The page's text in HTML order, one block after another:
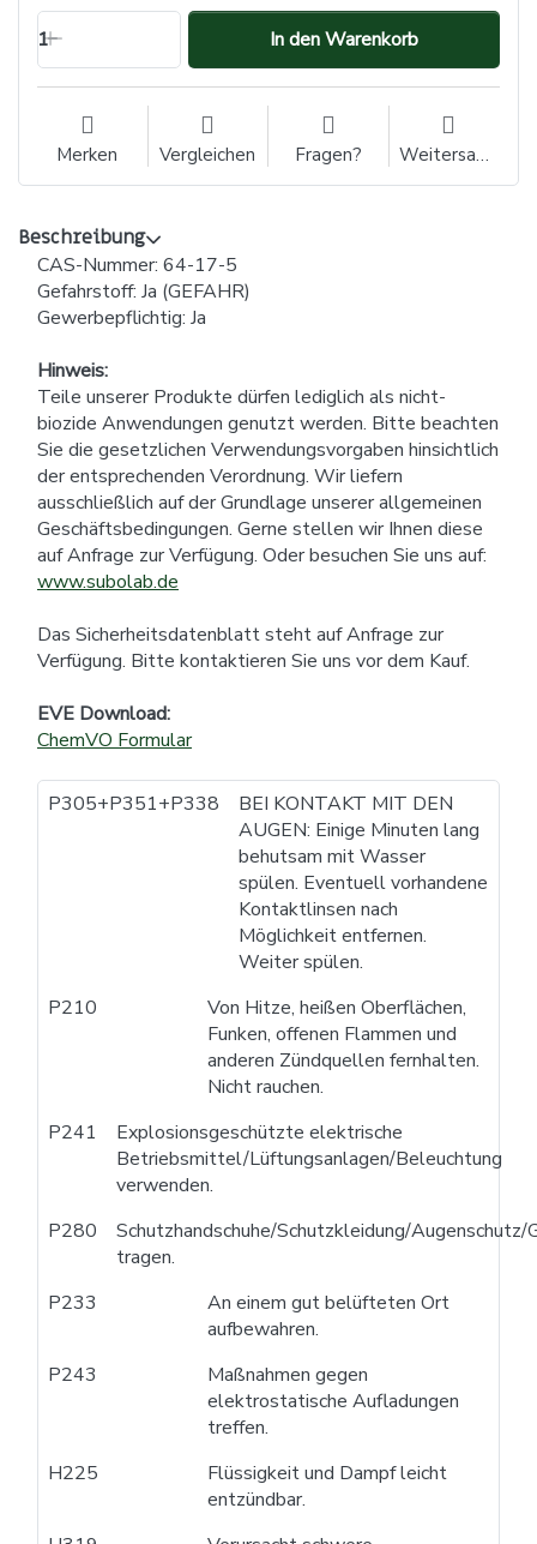
1 In den Warenkorb
Merken Vergleichen Fragen? Weitersagen
Beschreibung
CAS-Nummer: 64-17-5
Gefahrstoff: Ja (GEFAHR)
Gewerbepflichtig: Ja
Hinweis:
Teile unserer Produkte dürfen lediglich als nicht-
biozide Anwendungen genutzt werden. Bitte beachten
Sie die gesetzlichen Verwendungsvorgaben hinsichtlich
der entsprechenden Verordnung. Wir liefern
ausschließlich auf der Grundlage unserer allgemeinen
Geschäftsbedingungen. Gerne stellen wir Ihnen diese
auf Anfrage zur Verfügung. Oder besuchen Sie uns auf:
www.subolab.de
Das Sicherheitsdatenblatt steht auf Anfrage zur
Verfügung. Bitte kontaktieren Sie uns vor dem Kauf.
EVE Download:
ChemVO Formular
P305+P351+P338
BEI KONTAKT MIT DEN
AUGEN: Einige Minuten lang
behutsam mit Wasser
spülen. Eventuell vorhandene
Kontaktlinsen nach
Möglichkeit entfernen.
Weiter spülen.
P210
Von Hitze, heißen Oberflächen,
Funken, offenen Flammen und
anderen Zündquellen fernhalten.
Nicht rauchen.
P241
Explosionsgeschützte elektrische
Betriebsmittel/Lüftungsanlagen/Beleuchtung
verwenden.
P280
Schutzhandschuhe/Schutzkleidung/Augenschutz/
tragen.
P233
An einem gut belüfteten Ort
aufbewahren.
P243
Maßnahmen gegen
elektrostatische Aufladungen
treffen.
H225
Flüssigkeit und Dampf leicht
entzündbar.